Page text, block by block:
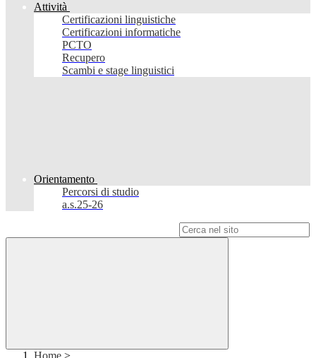
Attività
Certificazioni linguistiche
Certificazioni informatiche
PCTO
Recupero
Scambi e stage linguistici
Orientamento
Percorsi di studio
a.s.25-26